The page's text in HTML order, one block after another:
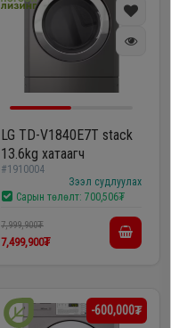
LG TD-V1840E7T stack
13.6kg хатаагч
#1910004
Зээл судлуулах
Сарын төлөлт: 700,506₮
7,999,900₮
7,499,900₮
-600,000₮